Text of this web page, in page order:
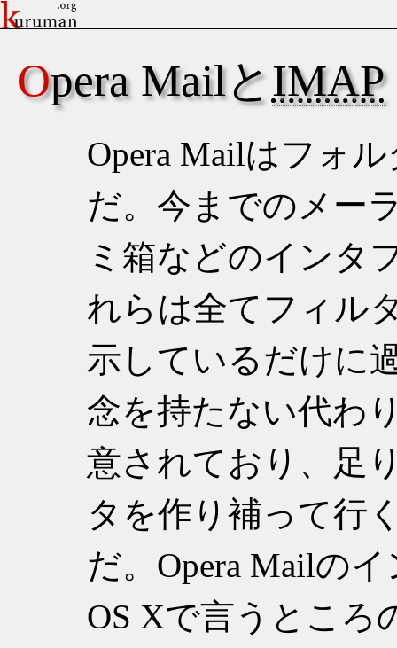
Opera MailとIMAP
Opera Mailはフォ
だ。今までのメー
ミ箱などのインタ
れらは全てフィル
示しているだけに
念を持たない代わ
意されており、足
タを作り補って
だ。Opera Mailの
OS Xで言うところ